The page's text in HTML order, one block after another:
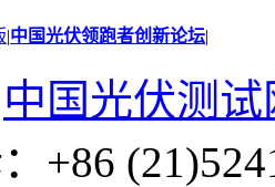
|中国光伏领跑者创新论坛|
中国光伏测试
+86